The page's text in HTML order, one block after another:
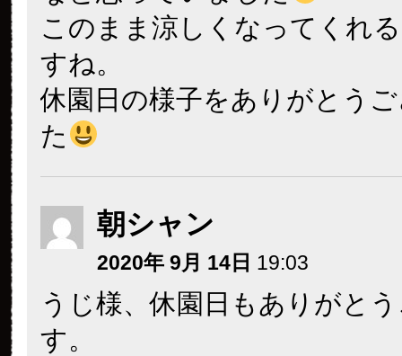
このまま涼しくなってくれ
すね。
休園日の様子をありがとう
た
朝シャン
2020年 9月 14日 19:03
うじ様、休園日もありがと
す。